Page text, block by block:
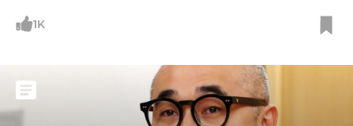
1K